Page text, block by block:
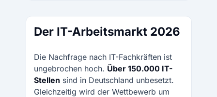
Der IT-Arbeitsmarkt 2026
Die Nachfrage nach IT-Fachkräften ist
ungebrochen hoch. Über 150.000 IT-
Stellen sind in Deutschland unbesetzt.
Gleichzeitig wird der Wettbewerb um